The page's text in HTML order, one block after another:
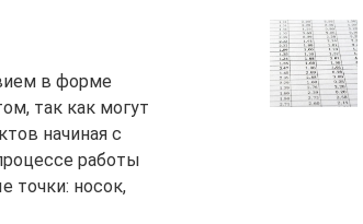
в форме
так как могут
начиная с
работы
точки: носок,